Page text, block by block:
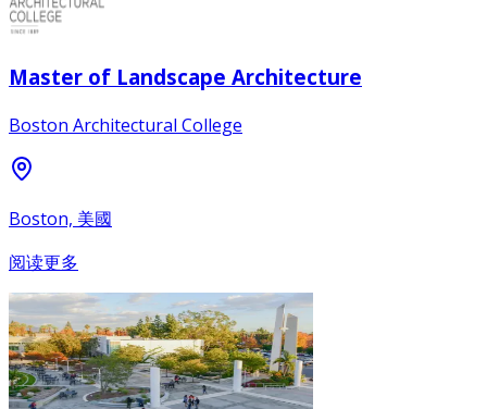
Master of Landscape Architecture
Boston Architectural College
Boston, 美國
阅读更多